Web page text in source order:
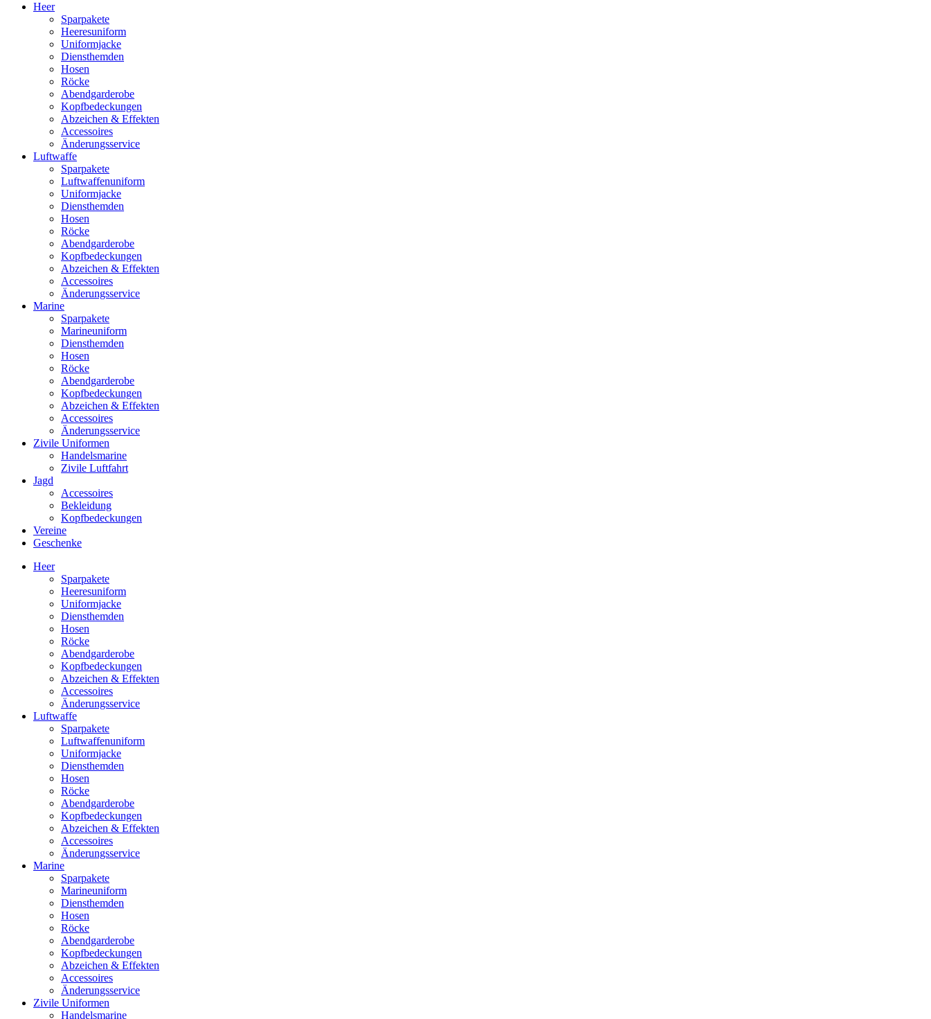
Heer
Sparpakete
Heeresuniform
Uniformjacke
Diensthemden
Hosen
Röcke
Abendgarderobe
Kopfbedeckungen
Abzeichen & Effekten
Accessoires
Änderungsservice
Luftwaffe
Sparpakete
Luftwaffenuniform
Uniformjacke
Diensthemden
Hosen
Röcke
Abendgarderobe
Kopfbedeckungen
Abzeichen & Effekten
Accessoires
Änderungsservice
Marine
Sparpakete
Marineuniform
Diensthemden
Hosen
Röcke
Abendgarderobe
Kopfbedeckungen
Abzeichen & Effekten
Accessoires
Änderungsservice
Zivile Uniformen
Handelsmarine
Zivile Luftfahrt
Jagd
Accessoires
Bekleidung
Kopfbedeckungen
Vereine
Geschenke
Heer
Sparpakete
Heeresuniform
Uniformjacke
Diensthemden
Hosen
Röcke
Abendgarderobe
Kopfbedeckungen
Abzeichen & Effekten
Accessoires
Änderungsservice
Luftwaffe
Sparpakete
Luftwaffenuniform
Uniformjacke
Diensthemden
Hosen
Röcke
Abendgarderobe
Kopfbedeckungen
Abzeichen & Effekten
Accessoires
Änderungsservice
Marine
Sparpakete
Marineuniform
Diensthemden
Hosen
Röcke
Abendgarderobe
Kopfbedeckungen
Abzeichen & Effekten
Accessoires
Änderungsservice
Zivile Uniformen
Handelsmarine